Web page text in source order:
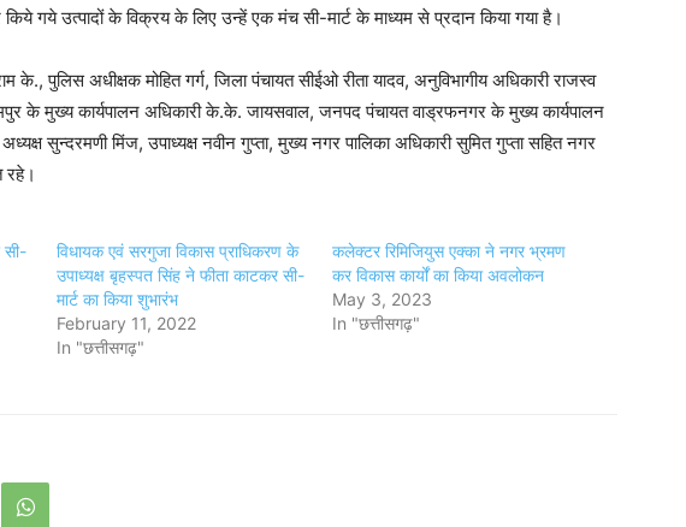
किये गये उत्पादों के विक्रय के लिए उन्हें एक मंच सी-मार्ट के माध्यम से प्रदान किया गया है।
पुलिस अधीक्षक मोहित गर्ग, जिला पंचायत सीईओ रीता यादव, अनुविभागीय अधिकारी राजस्व
के मुख्य कार्यपालन अधिकारी के.के. जायसवाल, जनपद पंचायत वाड्रफनगर के मुख्य कार्यपालन
सुन्दरमणी मिंज, उपाध्यक्ष नवीन गुप्ता, मुख्य नगर पालिका अधिकारी सुमित गुप्ता सहित नगर
रहे।
सी-
विधायक एवं सरगुजा विकास प्राधिकरण के
उपाध्यक्ष बृहस्पत सिंह ने फीता काटकर सी-
मार्ट का किया शुभारंभ
February 11, 2022
In "छत्तीसगढ़"
कलेक्टर रिमिजियुस एक्का ने नगर भ्रमण
कर विकास कार्यों का किया अवलोकन
May 3, 2023
In "छत्तीसगढ़"